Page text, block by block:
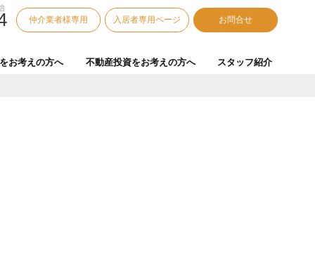
仲介業者様専用 入居者専用ページ お問合せ
お考えの方へ 不動産投資をお考えの方へ スタッフ紹介